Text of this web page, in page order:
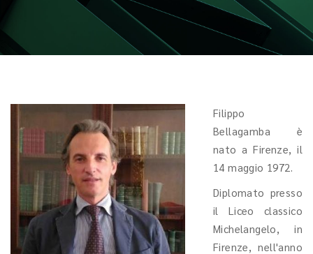
Filippo
Bellagamba è
nato a Firenze, il
14 maggio 1972.
Diplomato presso
il Liceo classico
Michelangelo, in
Firenze, nell'anno